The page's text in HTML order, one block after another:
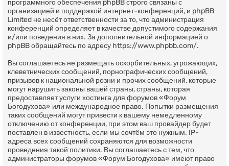
программного обеспечения phpBB строго связаны с
организацией и поддержкой интернет-конференций, и phpBB
Limited не несёт ответственности за то, что администрация
конференций определяет в качестве допустимого содержания
и/или поведения в них. За дополнительной информацией о
phpBB обращайтесь по адресу https://www.phpbb.com/.
Вы соглашаетесь не размещать оскорбительных, угрожающих,
клеветнических сообщений, порнографических сообщений,
призывов к национальной розни и прочих сообщений, которые
могут нарушить законы вашей страны, страны, которая
предоставляет услуги хостинга для форумов «Форум
Богодухова» или международное право. Попытки размещения
таких сообщений могут привести к вашему немедленному
отключению от конференции, при этом ваш провайдер будет
поставлен в известность, если мы сочтём это нужным. IP-
адреса всех сообщений сохраняются для возможности
проведения такой политики. Вы соглашаетесь с тем, что
администраторы форумов «Форум Богодухова» имеют право